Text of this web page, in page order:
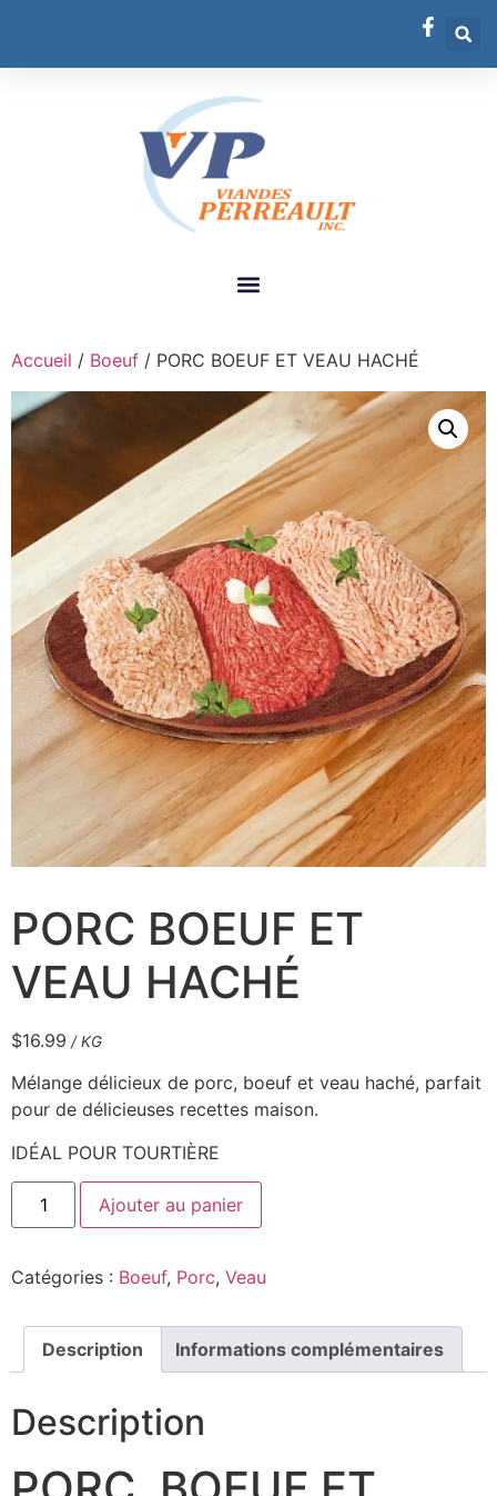
Accueil / Boeuf / PORC BOEUF ET VEAU HACHÉ
PORC BOEUF ET
VEAU HACHÉ
$16.99 / KG
Mélange délicieux de porc, boeuf et veau haché, parfait
pour de délicieuses recettes maison.
IDÉAL POUR TOURTIÈRE
Ajouter au panier
Catégories : Boeuf, Porc, Veau
Description Informations complémentaires
Description